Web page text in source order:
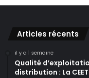
Articles récents
il y a 1 semaine
Qualité
distribution : La